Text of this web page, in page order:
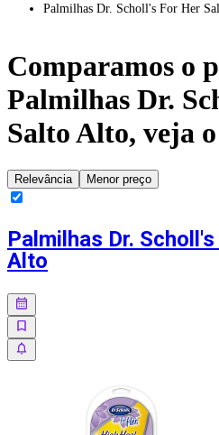
Palmilhas Dr. Scholl's For Her
Comparamos o
Palmilhas Dr.
Salto Alto, veja
Relevância Menor preço
Palmilhas Dr.
Alto